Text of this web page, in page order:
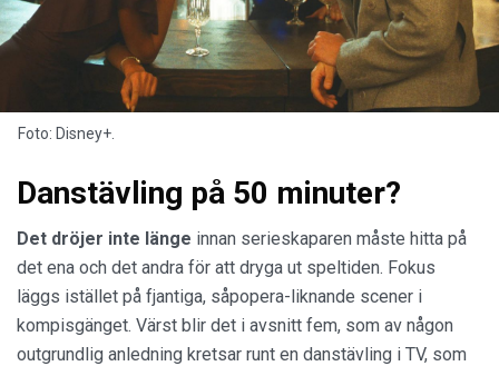
Foto: Disney+.
Danstävling på 50 minuter?
Det dröjer inte länge innan serieskaparen måste hitta på
det ena och det andra för att dryga ut speltiden. Fokus
läggs istället på fjantiga, såpopera-liknande scener i
kompisgänget. Värst blir det i avsnitt fem, som av någon
outgrundlig anledning kretsar runt en danstävling i TV, som